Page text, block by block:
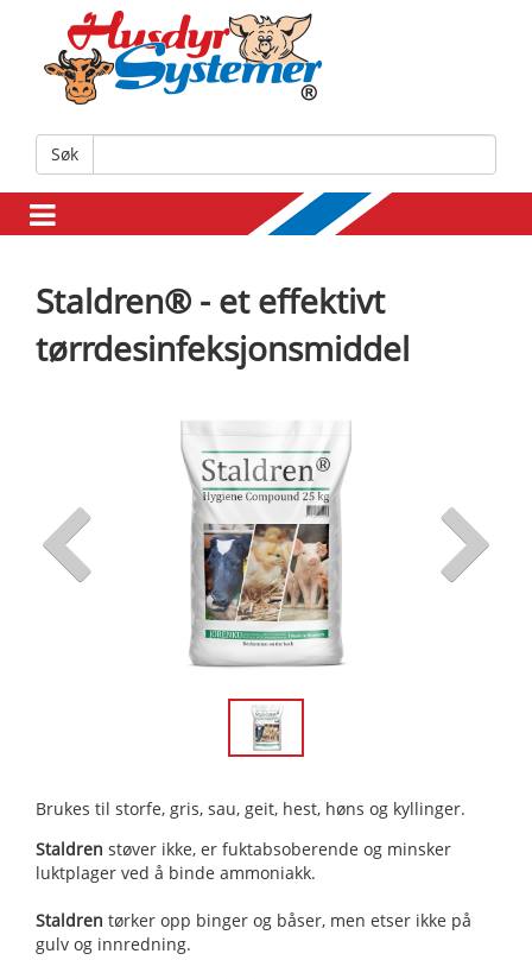
Søk
Staldren® - et effektivt
tørrdesinfeksjonsmiddel
Brukes til storfe, gris, sau, geit, hest, høns og kyllinger.
Staldren støver ikke, er fuktabsoberende og minsker
luktplager ved å binde ammoniakk.
Staldren tørker opp binger og båser, men etser ikke på
gulv og innredning.